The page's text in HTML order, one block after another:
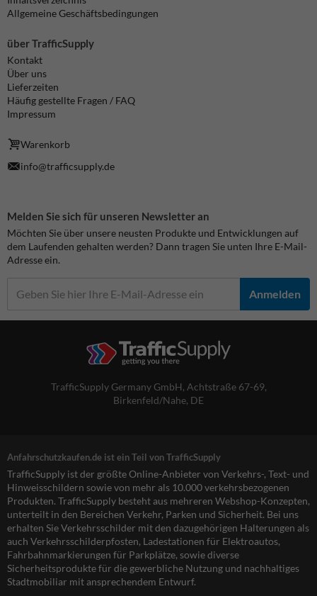
Allgemeine Geschäftsbedingungen
über TrafficSupply
Kontakt
Über uns
Lieferzeiten
Häufig gestellte Fragen / FAQ
Impressum
Warenkorb
info@trafficsupply.de
Melden Sie sich für unseren Newsletter an
Möchten Sie über unsere neusten Produkte und Entwicklungen auf
dem Laufenden gehalten werden? Dann tragen Sie unten Ihre E-Mail-
Adresse ein.
Anmelden
TrafficSupply Germany GmbH, Achtstraße 67-69,
Birkenfeld/Nahe, DE
Anfahrschutzkaufen.de ist ein Teil von TrafficSupply
TrafficSupply ist der größte Online-Anbieter von Verkehrs-, Text- und
Hinweisschildern sowie von mehr als 10.000 verkehrsbezogenen
Produkten. TrafficSupply besteht aus mehreren Webshop-Konzepten,
unterteilt in den Bereichen Verkehr, Parken und Sicherheit. Bei uns
erhalten Sie Verkehrsschilder mit den dazugehörigen Halterungen als
auch Verkehrsschilderpfosten, Ladestationen für Elektroautos,
Fahrbahnmarkierungen für Parkplätze, sowie diverse
Sicherheitsprodukte für die gewerbliche Nutzung und nachhaltiges
Stadtmobiliar mit ansprechendem Entwurf.